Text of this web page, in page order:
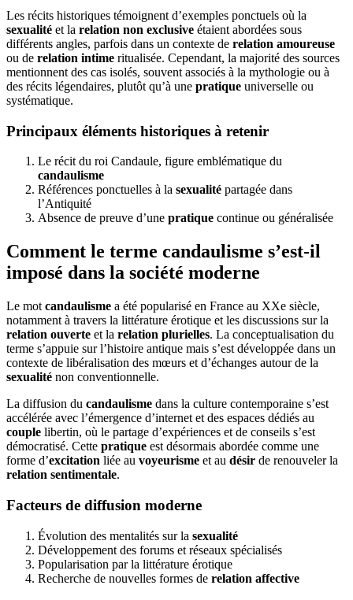
Les récits historiques témoignent d’exemples ponctuels où la
sexualité et la relation non exclusive étaient abordées sous
différents angles, parfois dans un contexte de relation amoureuse
ou de relation intime ritualisée. Cependant, la majorité des sources
mentionnent des cas isolés, souvent associés à la mythologie ou à
des récits légendaires, plutôt qu’à une pratique universelle ou
systématique.
Principaux éléments historiques à retenir
Le récit du roi Candaule, figure emblématique du
candaulisme
Références ponctuelles à la sexualité partagée dans
l’Antiquité
Absence de preuve d’une pratique continue ou généralisée
Comment le terme candaulisme s’est-il
imposé dans la société moderne
Le mot candaulisme a été popularisé en France au XXe siècle,
notamment à travers la littérature érotique et les discussions sur la
relation ouverte et la relation plurielles. La conceptualisation du
terme s’appuie sur l’histoire antique mais s’est développée dans un
contexte de libéralisation des mœurs et d’échanges autour de la
sexualité non conventionnelle.
La diffusion du candaulisme dans la culture contemporaine s’est
accélérée avec l’émergence d’internet et des espaces dédiés au
couple libertin, où le partage d’expériences et de conseils s’est
démocratisé. Cette pratique est désormais abordée comme une
forme d’excitation liée au voyeurisme et au désir de renouveler la
relation sentimentale.
Facteurs de diffusion moderne
Évolution des mentalités sur la sexualité
Développement des forums et réseaux spécialisés
Popularisation par la littérature érotique
Recherche de nouvelles formes de relation affective